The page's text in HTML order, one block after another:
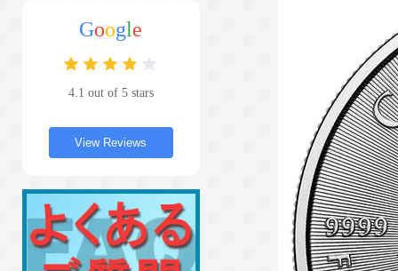
Google
4.1 out of 5 stars
View Reviews